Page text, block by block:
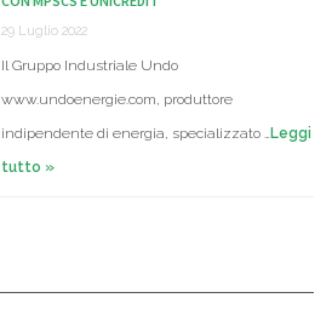
29 Luglio 2022
Il Gruppo Industriale Undo
www.undoenergie.com, produttore
indipendente di energia, specializzato …Leggi
tutto »